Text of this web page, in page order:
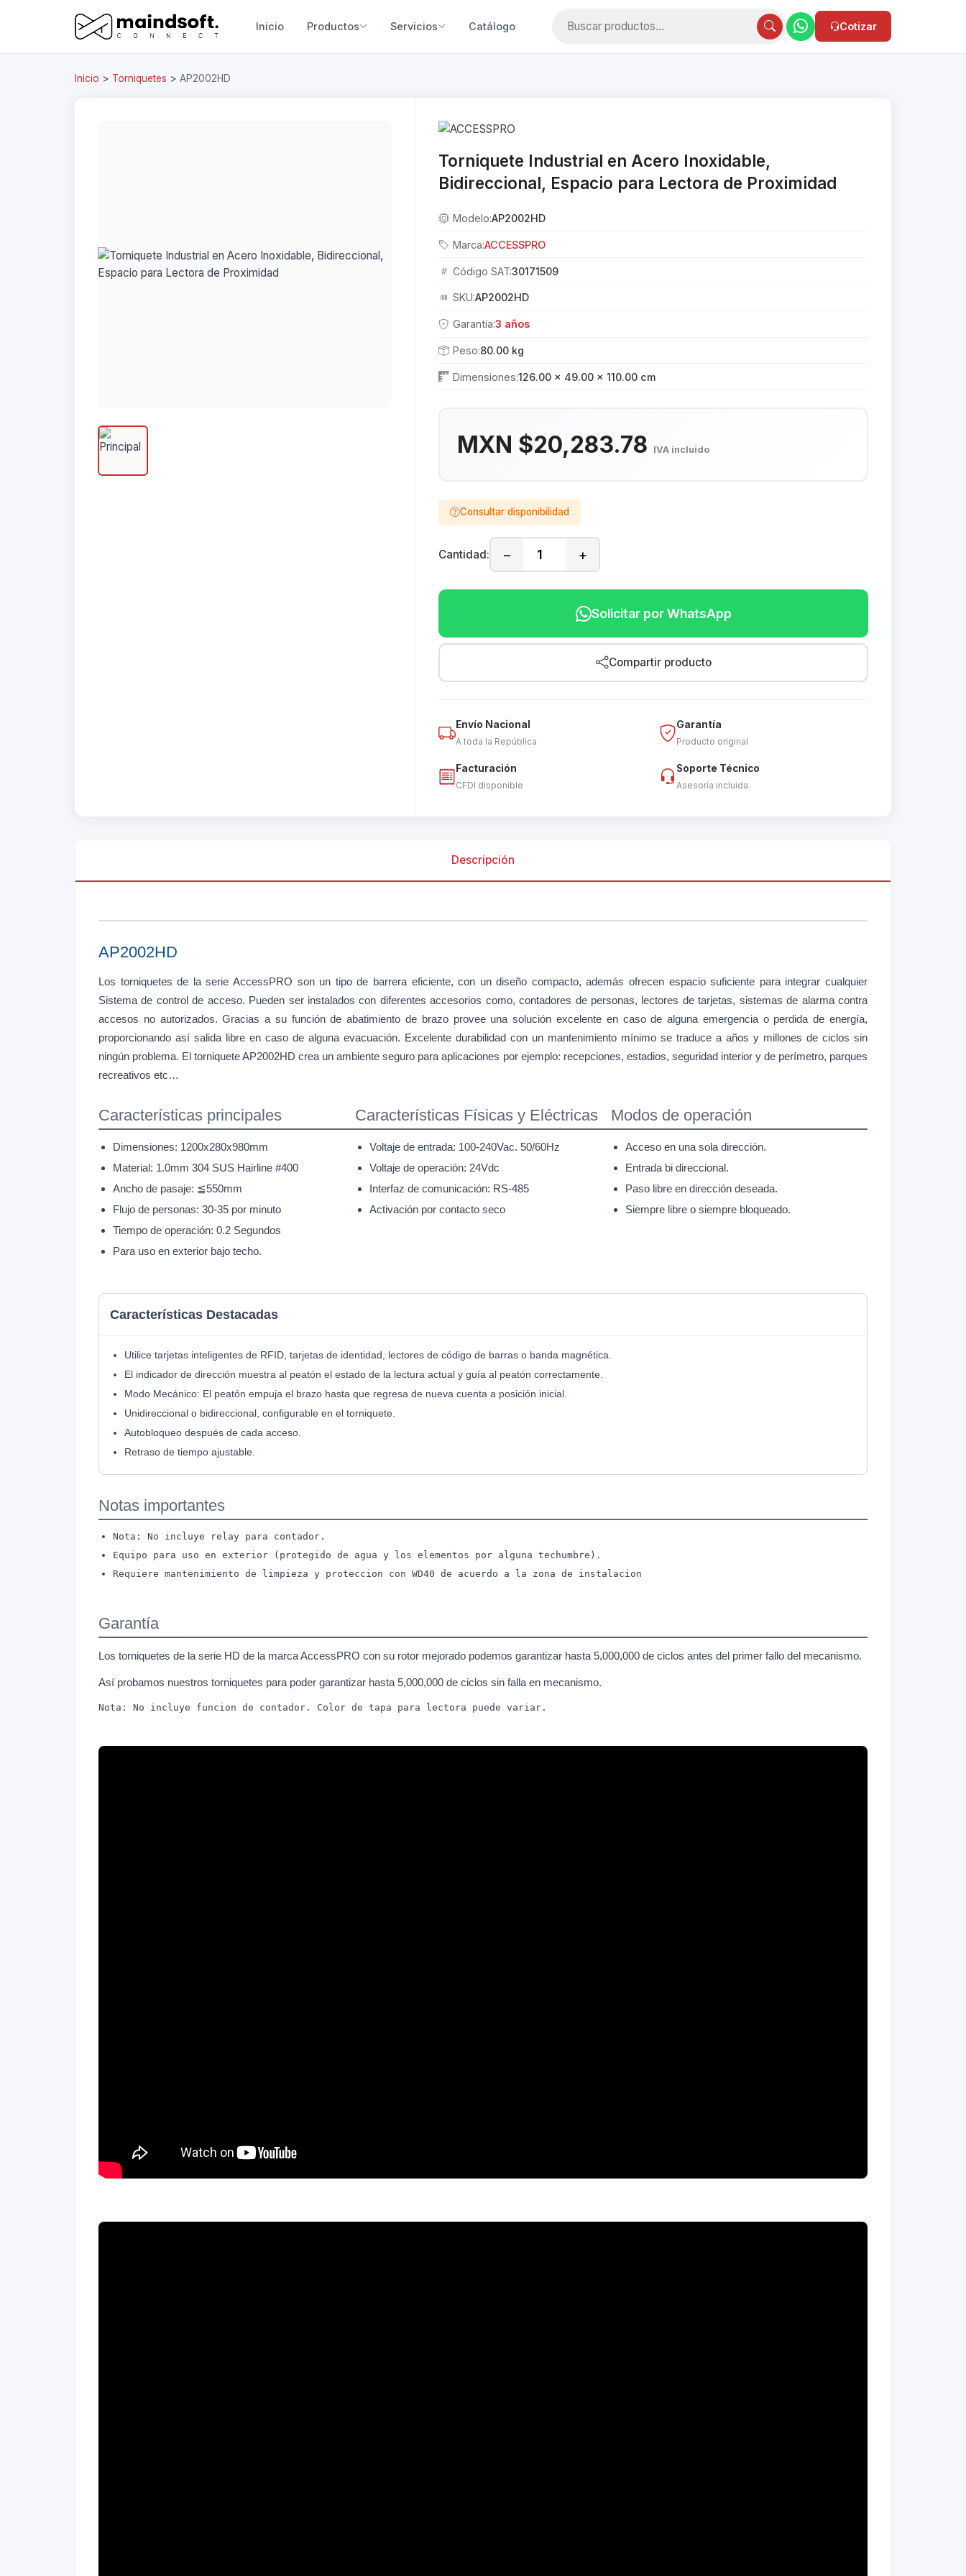
Inicio Productos Servicios Catálogo Cotizar
Inicio > Torniquetes > AP2002HD
Torniquete Industrial en Acero Inoxidable,
Bidireccional, Espacio para Lectora de Proximidad
Modelo:AP2002HD
Marca:ACCESSPRO
Código SAT:30171509
SKU:AP2002HD
Garantía:3 años
Peso:80.00 kg
Dimensiones:126.00 × 49.00 × 110.00 cm
MXN $20,283.78 IVA incluido
Consultar disponibilidad
Cantidad: − +
Solicitar por WhatsApp
Compartir producto
Envío Nacional
A toda la República
Garantía
Producto original
Facturación
CFDI disponible
Soporte Técnico
Asesoría incluida
Descripción
AP2002HD
Los torniquetes de la serie AccessPRO son un tipo de barrera eficiente, con un diseño compacto, además ofrecen espacio suficiente para integrar cualquier
Sistema de control de acceso. Pueden ser instalados con diferentes accesorios como, contadores de personas, lectores de tarjetas, sistemas de alarma contra
accesos no autorizados. Gracias a su función de abatimiento de brazo provee una solución excelente en caso de alguna emergencia o perdida de energía,
proporcionando así salida libre en caso de alguna evacuación. Excelente durabilidad con un mantenimiento mínimo se traduce a años y millones de ciclos sin
ningún problema. El torniquete AP2002HD crea un ambiente seguro para aplicaciones por ejemplo: recepciones, estadios, seguridad interior y de perímetro, parques
recreativos etc…
Características principales
Dimensiones: 1200x280x980mm
Material: 1.0mm 304 SUS Hairline #400
Ancho de pasaje: ≦550mm
Flujo de personas: 30-35 por minuto
Tiempo de operación: 0.2 Segundos
Para uso en exterior bajo techo.
Características Físicas y Eléctricas
Voltaje de entrada: 100-240Vac. 50/60Hz
Voltaje de operación: 24Vdc
Interfaz de comunicación: RS-485
Activación por contacto seco
Modos de operación
Acceso en una sola dirección.
Entrada bi direccional.
Paso libre en dirección deseada.
Siempre libre o siempre bloqueado.
Características Destacadas
Utilice tarjetas inteligentes de RFID, tarjetas de identidad, lectores de código de barras o banda magnética.
El indicador de dirección muestra al peatón el estado de la lectura actual y guía al peatón correctamente.
Modo Mecánico: El peatón empuja el brazo hasta que regresa de nueva cuenta a posición inicial.
Unidireccional o bidireccional, configurable en el torniquete.
Autobloqueo después de cada acceso.
Retraso de tiempo ajustable.
Notas importantes
Nota: No incluye relay para contador.
Equipo para uso en exterior (protegido de agua y los elementos por alguna techumbre).
Requiere mantenimiento de limpieza y proteccion con WD40 de acuerdo a la zona de instalacion
Garantía
Los torniquetes de la serie HD de la marca AccessPRO con su rotor mejorado podemos garantizar hasta 5,000,000 de ciclos antes del primer fallo del mecanismo.
Así probamos nuestros torniquetes para poder garantizar hasta 5,000,000 de ciclos sin falla en mecanismo.
Nota: No incluye funcion de contador. Color de tapa para lectora puede variar.